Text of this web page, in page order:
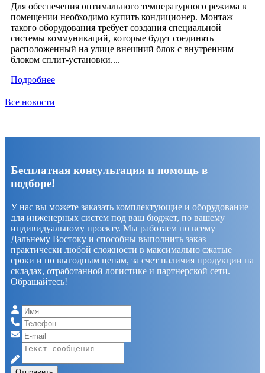
Для обеспечения оптимального температурного режима в
помещении необходимо купить кондиционер. Монтаж
такого оборудования требует создания специальной
системы коммуникаций, которые будут соединять
расположенный на улице внешний блок с внутренним
блоком сплит-установки....
Подробнее
Все новости
Бесплатная консультация и помощь в
подборе!
У нас вы можете заказать комплектующие и оборудование
для инженерных систем под ваш бюджет, по вашему
индивидуальному проекту. Мы работаем по всему
Дальнему Востоку и способны выполнить заказ
практически любой сложности в максимально сжатые
сроки и по выгодным ценам, за счет наличия продукции на
складах, отработанной логистике и партнерской сети.
Обращайтесь!